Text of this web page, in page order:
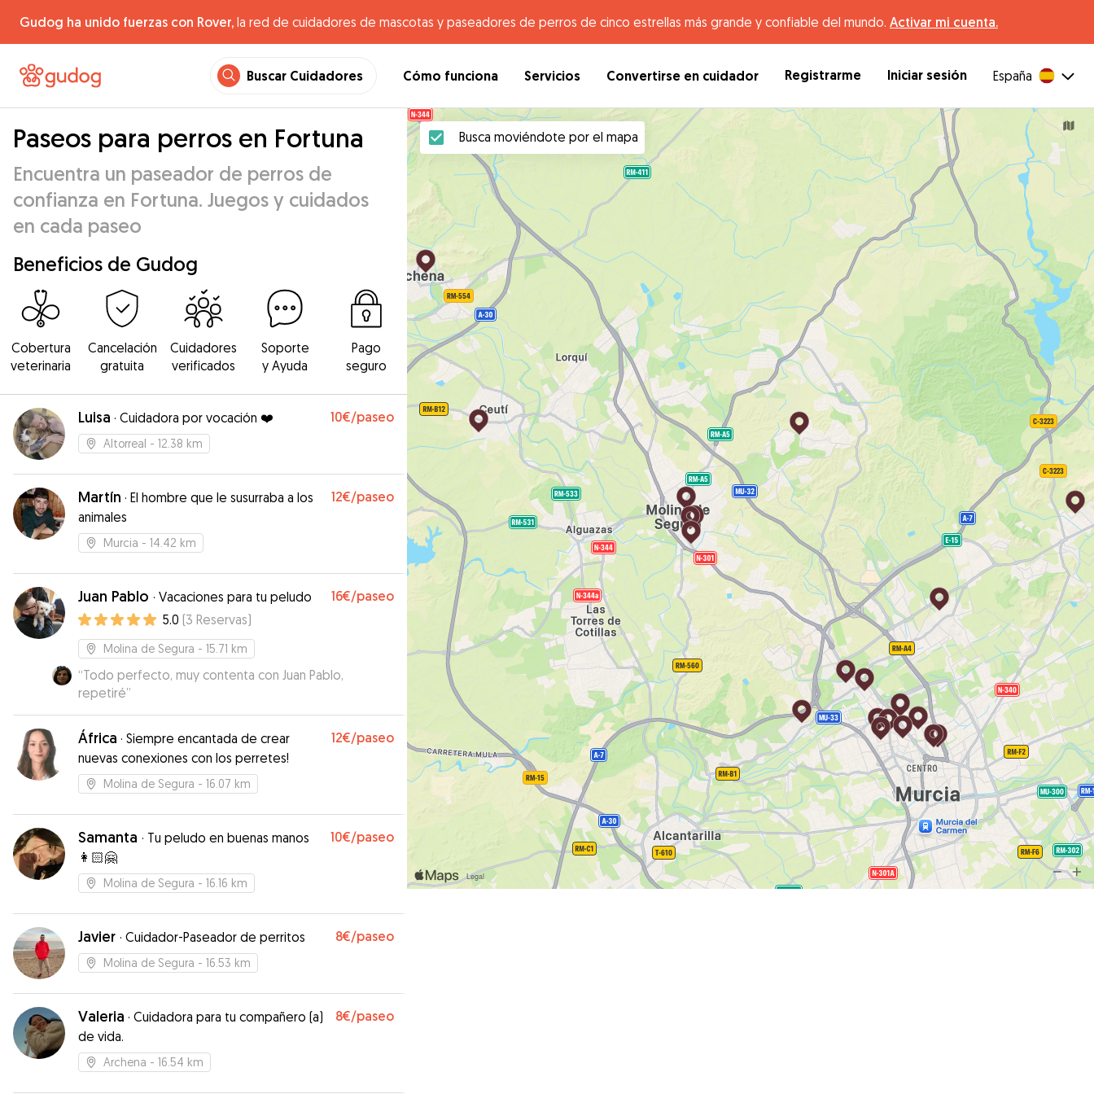
Gudog ha unido fuerzas con Rover, la red de cuidadores de mascotas y paseadores de perros de cinco estrellas más grande y confiable del mundo. Activar mi cuenta.
Buscar Cuidadores Cómo funciona Servicios Convertirse en cuidador Registrarme Iniciar sesión España
Paseos para perros en Fortuna
Encuentra un paseador de perros de
confianza en Fortuna. Juegos y cuidados
en cada paseo
Beneficios de Gudog
Cobertura
veterinaria
Cancelación
gratuita
Cuidadores
verificados
Soporte
y Ayuda
Pago
seguro
Luisa · Cuidadora por vocación ❤️ 10€/paseo
Altorreal - 12.38 km
Martín · El hombre que le susurraba a los
animales
12€/paseo
Murcia - 14.42 km
Juan Pablo · Vacaciones para tu peludo 16€/paseo
5.0 (3 Reservas)
Molina de Segura - 15.71 km
“Todo perfecto, muy contenta con Juan Pablo,
repetiré”
África · Siempre encantada de crear
nuevas conexiones con los perretes!
12€/paseo
Molina de Segura - 16.07 km
Samanta · Tu peludo en buenas manos
👩🏻🤗
10€/paseo
Molina de Segura - 16.16 km
Javier · Cuidador-Paseador de perritos 8€/paseo
Molina de Segura - 16.53 km
Valeria · Cuidadora para tu compañero (a)
de vida.
8€/paseo
Archena - 16.54 km
Busca moviéndote por el mapa